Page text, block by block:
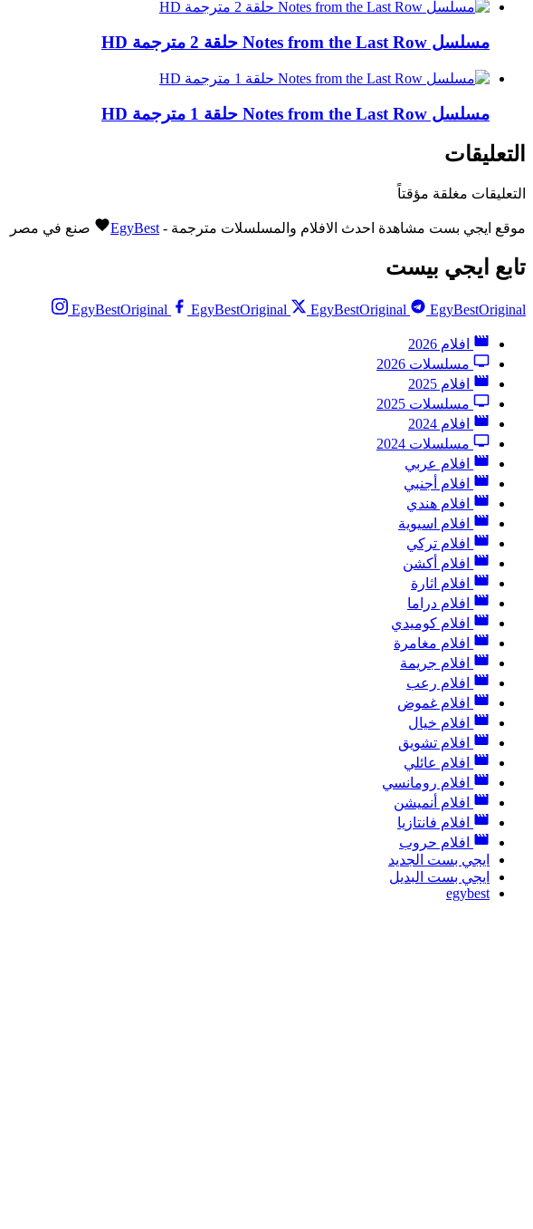
مسلسل Notes from the Last Row حلقة 2 مترجمة HD
مسلسل Notes from the Last Row حلقة 1 مترجمة HD
التعليقات
التعليقات مغلقة مؤقتاً
موقع ايجي بست مشاهدة احدث الافلام والمسلسلات مترجمة - EgyBest صنع في مصر
تابع ايجي بيست
EgyBestOriginal EgyBestOriginal EgyBestOriginal EgyBestOriginal
افلام 2026
مسلسلات 2026
افلام 2025
مسلسلات 2025
افلام 2024
مسلسلات 2024
افلام عربي
افلام أجنبي
افلام هندي
افلام اسيوية
افلام تركي
افلام أكشن
افلام اثارة
افلام دراما
افلام كوميدي
افلام مغامرة
افلام جريمة
افلام رعب
افلام غموض
افلام خيال
افلام تشويق
افلام عائلي
افلام رومانسي
افلام أنميشن
افلام فانتازيا
افلام حروب
ايجي بست الجديد
ايجي بست البديل
egybest